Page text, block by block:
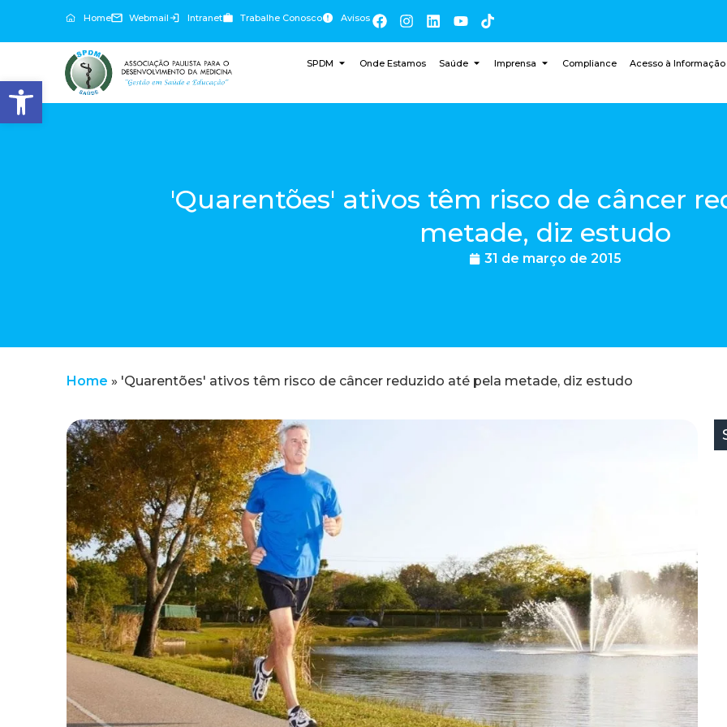
Abrir a barra de ferramentas
Home Webmail Intranet Trabalhe Conosco Avisos
SPDM Onde Estamos Saúde Imprensa Compliance Acesso à Informação
'Quarentões' ativos têm risco de câncer
metade, diz estudo
31 de março de 2015
Home » 'Quarentões' ativos têm risco de câncer reduzido até pela metade, diz estudo